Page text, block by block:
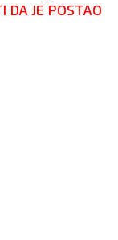
DA JE POSTAO